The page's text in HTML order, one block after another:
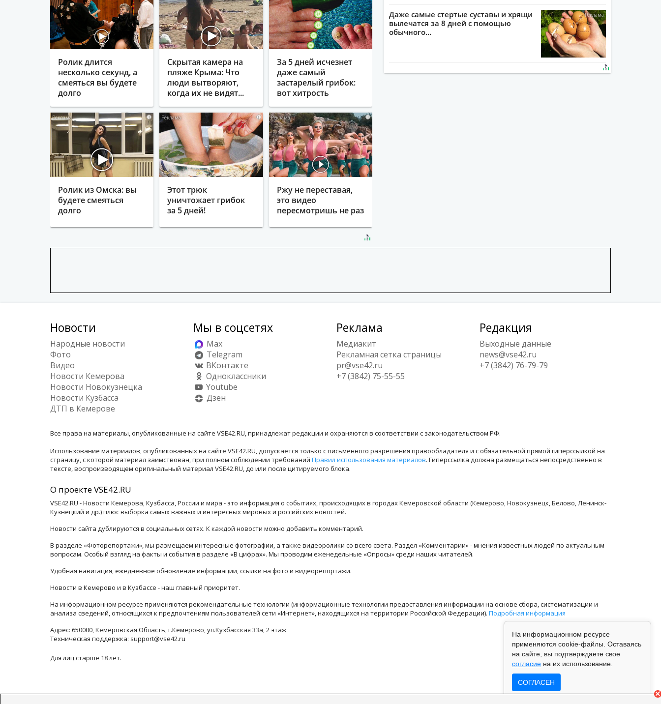
Ролик длится
несколько секунд, а
смеяться вы будете
долго
Скрытая камера на
пляже Крыма: Что
люди вытворяют,
когда их не видят...
За 5 дней исчезнет
даже самый
застарелый грибок:
вот хитрость
i
Ролик из Омска: вы
будете смеяться
долго
i
Этот трюк
уничтожает грибок
за 5 дней!
i
Ржу не переставая,
это видео
пересмотришь не раз
Даже самые стертые суставы и хрящи
вылечатся за 8 дней с помощью
обычного…
Новости
Народные новости
Фото
Видео
Новости Кемерова
Новости Новокузнецка
Новости Кузбасса
ДТП в Кемерове
Мы в соцсетях
Max
Telegram
ВКонтакте
Одноклассники
Youtube
Дзен
Реклама
Медиакит
Рекламная сетка страницы
pr@vse42.ru
+7 (3842) 75-55-55
Редакция
Выходные данные
news@vse42.ru
+7 (3842) 76-79-79
Все права на материалы, опубликованные на сайте VSE42.RU, принадлежат редакции и охраняются в соответствии с законодательством РФ.
Использование материалов, опубликованных на сайте VSE42.RU, допускается только с письменного разрешения правообладателя и с обязательной прямой гиперссылкой на
страницу, с которой материал заимствован, при полном соблюдении требований Правил использования материалов. Гиперссылка должна размещаться непосредственно в
тексте, воспроизводящем оригинальный материал VSE42.RU, до или после цитируемого блока.
О проекте VSE42.RU
VSE42.RU - Новости Кемерова, Кузбасса, России и мира - это информация о событиях, происходящих в городах Кемеровской области (Кемерово, Новокузнецк, Белово, Ленинск-
Кузнецкий и др.) плюс выборка самых важных и интересных мировых и российских новостей.
Новости сайта дублируются в социальных сетях. К каждой новости можно добавить комментарий.
В разделе «Фоторепортажи», мы размещаем интересные фотографии, а также видеоролики со всего света. Раздел «Комментарии» - мнения известных людей по актуальным
вопросам. Особый взгляд на факты и события в разделе «В цифрах». Мы проводим еженедельные «Опросы» среди наших читателей.
Удобная навигация, ежедневное обновление информации, ссылки на фото и видеорепортажи.
Новости в Кемерово и в Кузбассе - наш главный приоритет.
На информационном ресурсе применяются рекомендательные технологии (информационные технологии предоставления информации на основе сбора, систематизации и
анализа сведений, относящихся к предпочтениям пользователей сети «Интернет», находящихся на территории Российской Федерации). Подробная информация
Адрес: 650000, Кемеровская Область, г.Кемерово, ул.Кузбасская 33а, 2 этаж
Техническая поддержка: support@vse42.ru
Для лиц старше 18 лет.
На информационном ресурсе
применяются cookie-файлы. Оставаясь
на сайте, вы подтверждаете свое
согласие на их использование.
СОГЛАСЕН